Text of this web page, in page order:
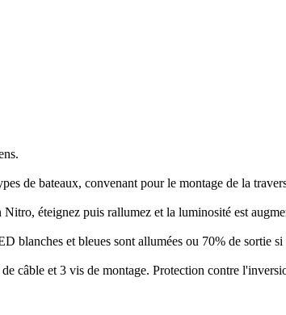
de bateaux, convenant pour le montage de la
éteignez puis rallumez et la luminosité est
blanches et bleues sont allumées ou 70% de sortie
câble et 3 vis de montage. Protection contre